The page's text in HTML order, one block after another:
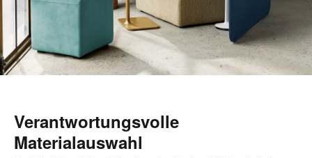
Verantwortungsvolle
Materialauswahl